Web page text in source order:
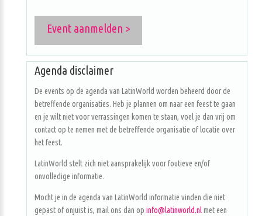
Event aanmelden >
Agenda disclaimer
De events op de agenda van LatinWorld worden beheerd door de
betreffende organisaties. Heb je plannen om naar een feest te gaan
en je wilt niet voor verrassingen komen te staan, voel je dan vrij om
contact op te nemen met de betreffende organisatie of locatie over
het feest.
LatinWorld stelt zich niet aansprakelijk voor foutieve en/of
onvolledige informatie.
Mocht je in de agenda van LatinWorld informatie vinden die niet
gepast of onjuist is, mail ons dan op info@latinworld.nlmet een